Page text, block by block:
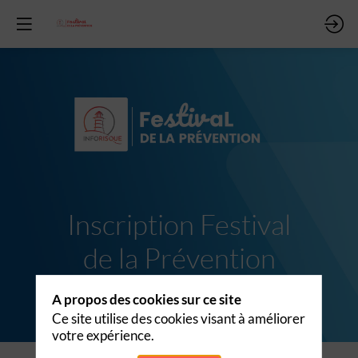
Inscription Festival
de la Prévention
Les 2 & 3 juin 2026 au Pavillon
Baltard
A propos des cookies sur ce site
Ce site utilise des cookies visant à améliorer
votre expérience.